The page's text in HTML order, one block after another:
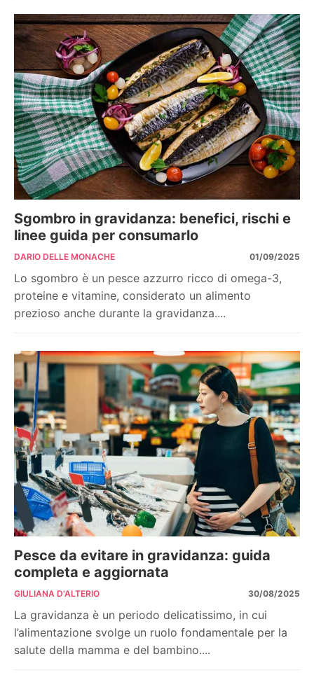
Sgombro in gravidanza: benefici, rischi e
linee guida per consumarlo
DARIO DELLE MONACHE 01/09/2025
Lo sgombro è un pesce azzurro ricco di omega-3,
proteine e vitamine, considerato un alimento
prezioso anche durante la gravidanza....
Pesce da evitare in gravidanza: guida
completa e aggiornata
GIULIANA D'ALTERIO 30/08/2025
La gravidanza è un periodo delicatissimo, in cui
l’alimentazione svolge un ruolo fondamentale per la
salute della mamma e del bambino....